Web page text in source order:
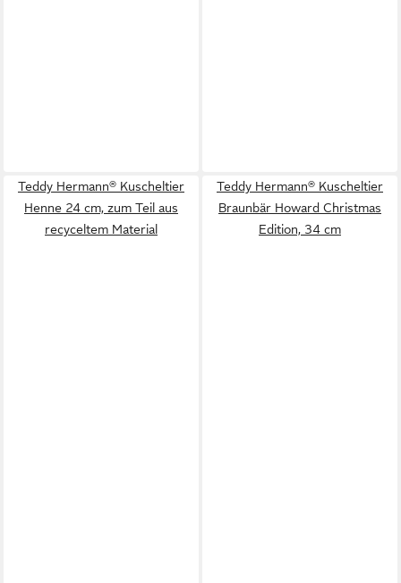
Teddy Hermann® Kuscheltier
Henne 24 cm, zum Teil aus
recyceltem Material
Teddy Hermann® Kuscheltier
Braunbär Howard Christmas
Edition, 34 cm